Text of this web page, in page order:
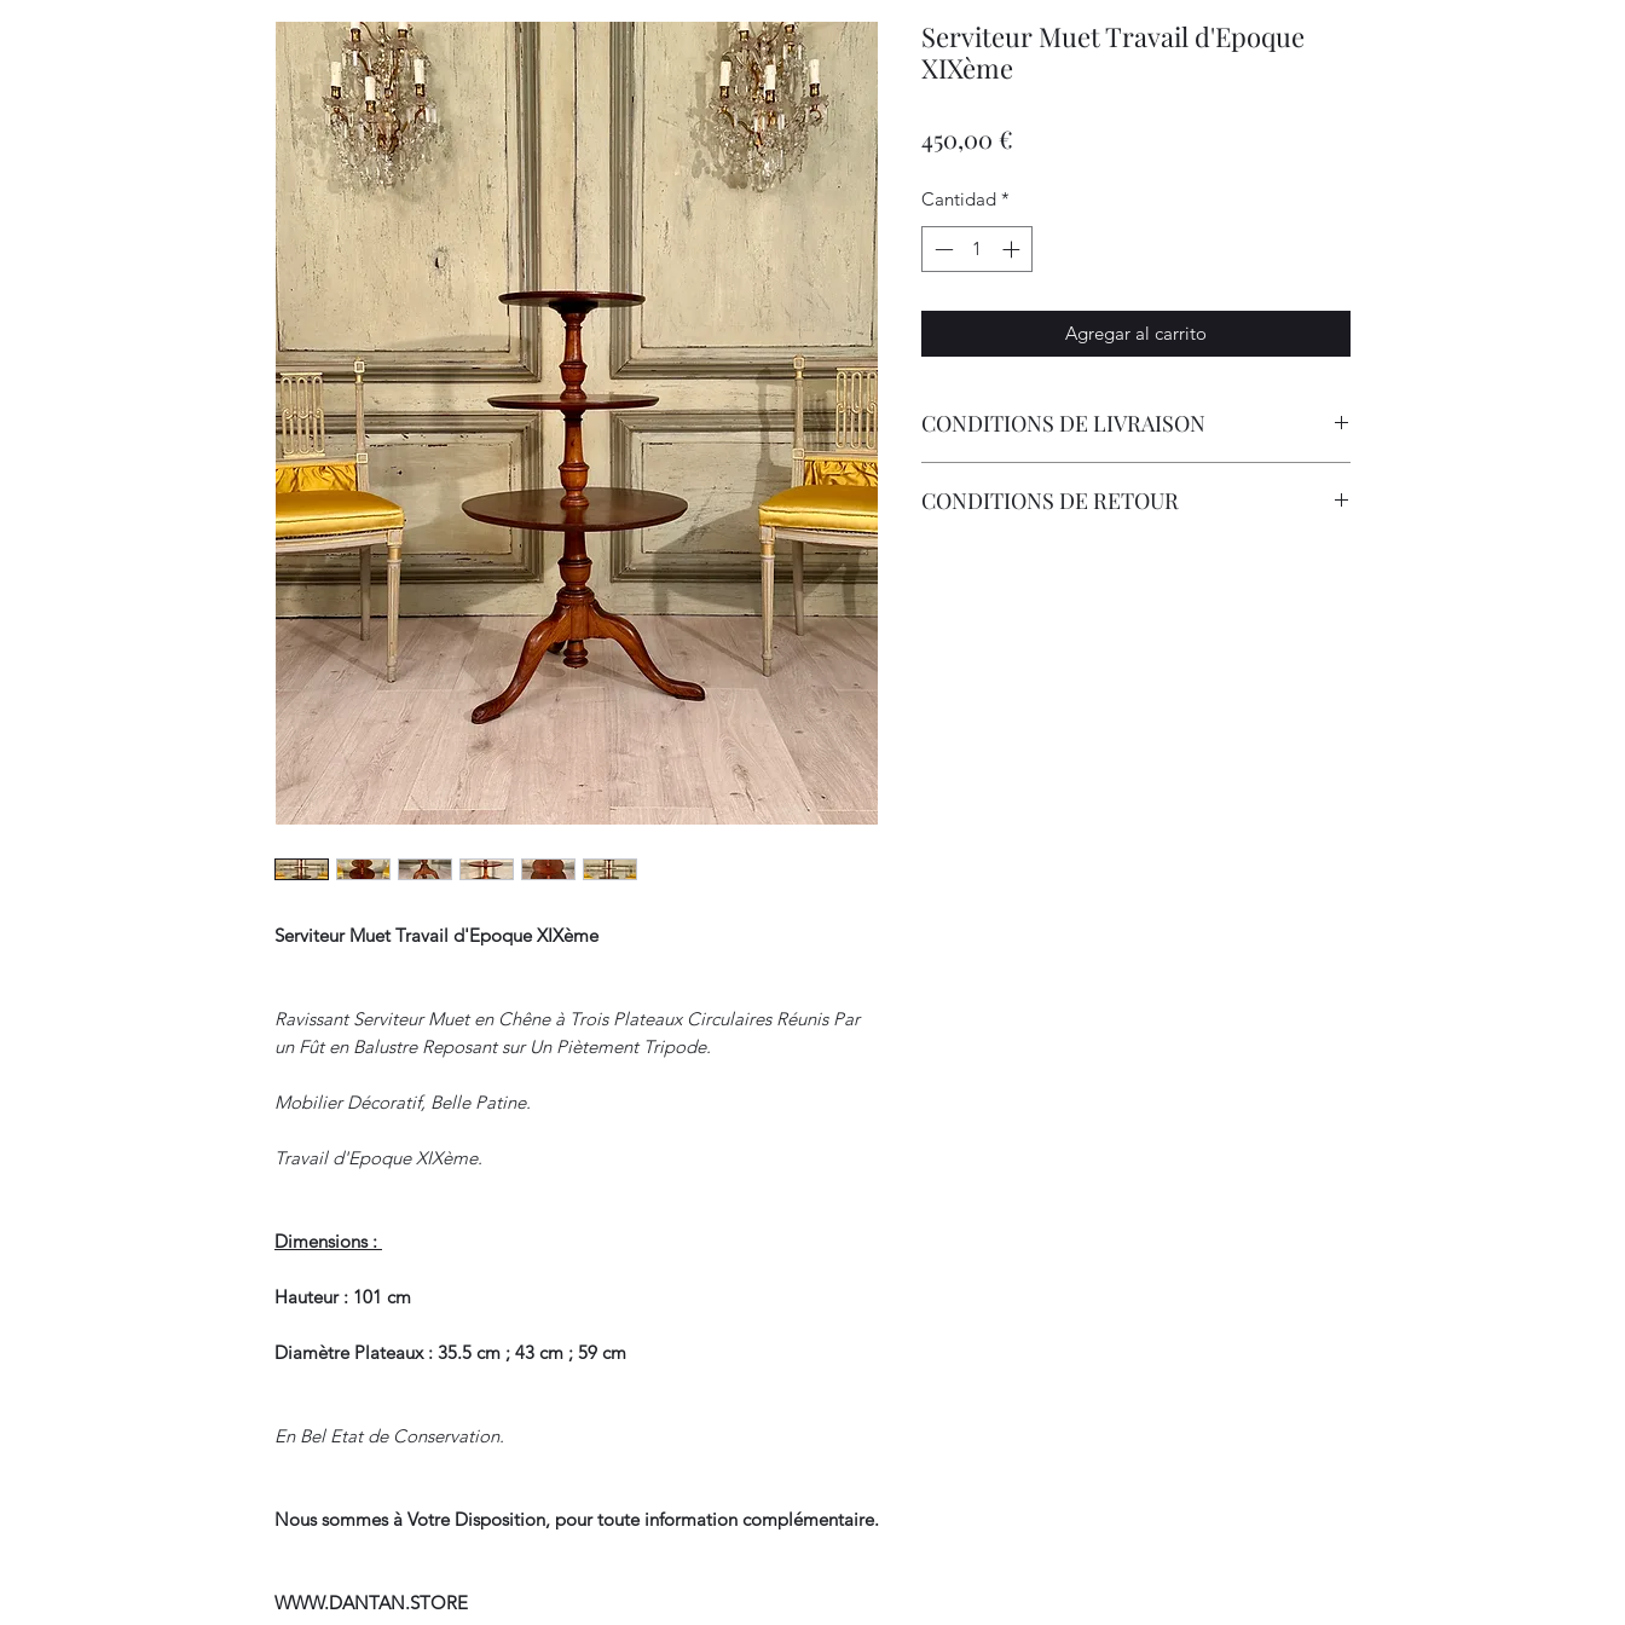
Serviteur Muet Travail d'Epoque XIXème
Ravissant Serviteur Muet en Chêne à Trois Plateaux Circulaires Réunis Par
un Fût en Balustre Reposant sur Un Piètement Tripode.
Mobilier Décoratif, Belle Patine.
Travail d'Epoque XIXème.
Dimensions :
Hauteur : 101 cm
Diamètre Plateaux : 35.5 cm ; 43 cm ; 59 cm
En Bel Etat de Conservation.
Nous sommes à Votre Disposition, pour toute information complémentaire.
WWW.DANTAN.STORE
Serviteur Muet Travail d'Epoque
XIXème
450,00 €
Cantidad *
Agregar al carrito
CONDITIONS DE LIVRAISON
CONDITIONS DE RETOUR